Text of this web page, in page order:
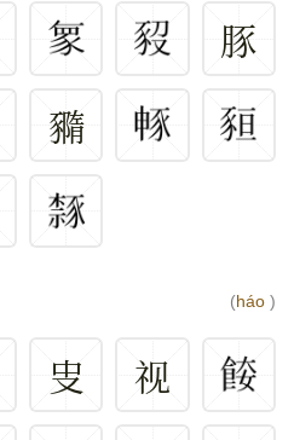
豚
䝐
(háo )
㕜
视